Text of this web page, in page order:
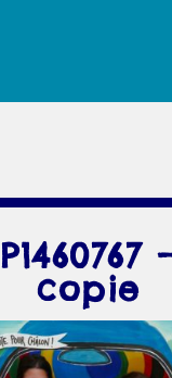
P1460767
copie